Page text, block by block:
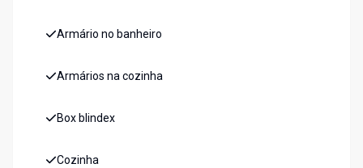
Armário no banheiro
Armários na cozinha
Box blindex
Cozinha